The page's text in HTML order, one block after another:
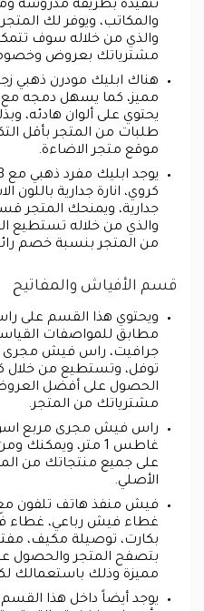
تنفيذه بطريقة مدروسة
والمكاتب، ويوفر لك
والذي من خلاله سوف
مشترياتك بعروض
هناك ابليك مودرن ذهبي
مميز، كما يسهل دمجه مع
يحتوي على ألوان هادئه،
طلبات من المتجر بأقل
موقع متجر الاضاءة.
كروي، انارة جدارية
جدارية، ويمنحك المتجر
والذي من خلاله تستطيع
من المتجر بنسبة خصم
قسم الأفياش والمفاتيح
ويحتوي هذا القسم على
مطابق للمواصفات
توفل، وتستطيع من خلال
الحصول على أفضل
مشترياتك من المتجر.
غاطس 1 متر،
على جميع منتجاتك من
الأصلي.
فيش منفذ هاتف تلفون
غطاء فيش رباعي، غطاء
بكارت، توصيلة مكيف،
بتصفح المتجر والحصول
مميزة وذلك باستعمالك
يوجد أيضاً داخل هذا